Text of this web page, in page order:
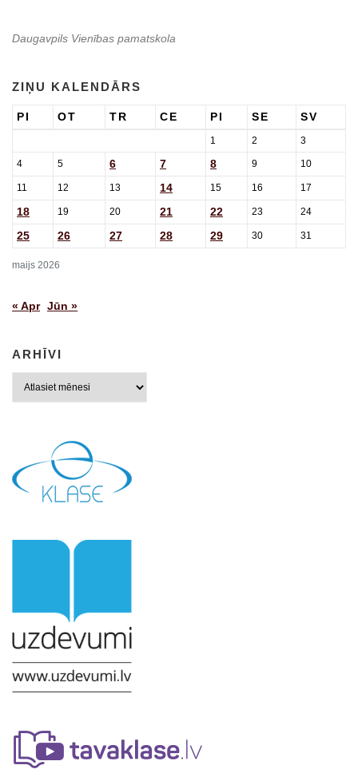
Daugavpils Vienības pamatskola
ZIŅU KALENDĀRS
maijs 2026
PI OT TR CE PI SE SV
1 2 3
4 5 6 7 8 9 10
11 12 13 14 15 16 17
18 19 20 21 22 23 24
25 26 27 28 29 30 31
« Apr Jūn »
ARHĪVI